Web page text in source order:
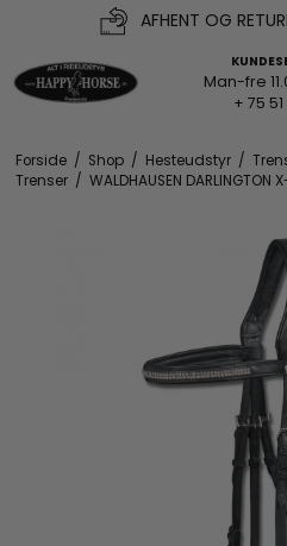
AFHENT OG
Man-fre
+ 75 51
Forside / Shop / Hesteudstyr /
Trenser / WALDHAUSEN DARLINGTON